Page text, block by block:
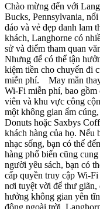
Chào mừng đến với
Bucks, Pennsylvania,
đáo và vẻ đẹp danh lam
khách, Langhorne có
sử và điểm tham quan
Nhưng để có thể tận
kiệm tiền cho chuyến đi
miễn phí. May mắn
Wi-Fi miễn phí, bao gồm
viên và khu vực công
một không gian ấm
Donuts hoặc Saxbys
khách hàng của họ. Nếu
nhạc sống, bạn có thể
hàng phổ biến cũng
người yêu sách, bạn có
cấp quyền truy cập Wi-
nơi tuyệt vời để thư giãn,
hưởng không gian yên
động ngoài trời,